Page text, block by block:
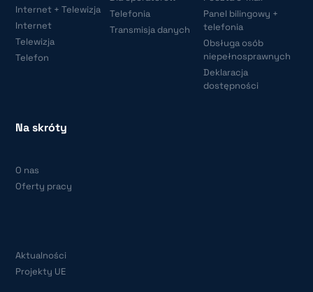
Internet + Telewizja
Internet
Telewizja
Telefon
Telefonia
Transmisja danych
Panel bilingowy +
telefonia
Obsługa osób
niepełnosprawnych
Deklaracja
dostępności
Na skróty
O nas
Oferty pracy
Aktualności
Projekty UE